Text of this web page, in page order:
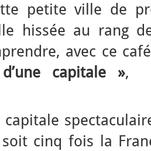
petite ville de
hissée au rang
avec ce
d’une capitale »,
cinq fois la